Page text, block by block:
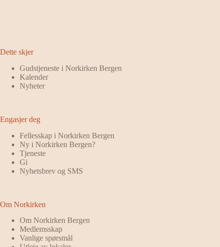
Dette skjer
Gudstjeneste i Norkirken Bergen
Kalender
Nyheter
Engasjer deg
Fellesskap i Norkirken Bergen
Ny i Norkirken Bergen?
Tjeneste
Gi
Nyhetsbrev og SMS
Om Norkirken
Om Norkirken Bergen
Medlemsskap
Vanlige spørsmål